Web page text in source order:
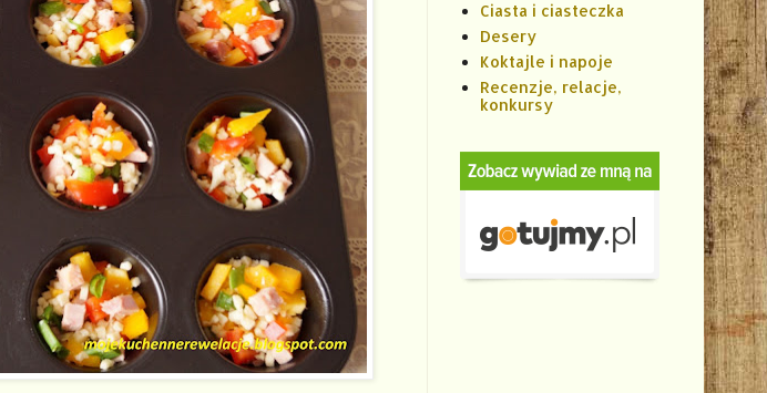
Ciasta i ciasteczka
Desery
Koktajle i napoje
Recenzje, relacje,
konkursy